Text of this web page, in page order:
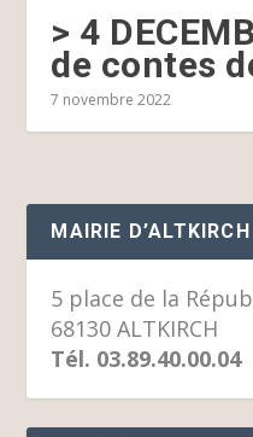
> 4
de contes
7 novembre 2022
MAIRIE D’ALTKIRCH
5 place de la
68130 ALTKIRCH
Tél. 03.89.40.00.04